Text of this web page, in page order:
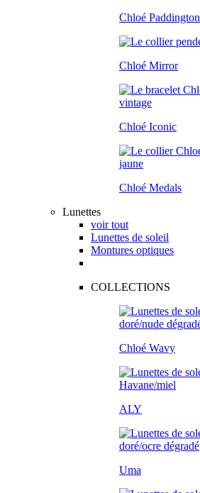
Chloé Paddington
Chloé Mirror
Chloé Iconic
Chloé Medals
Lunettes
voir tout
Lunettes de soleil
Montures optiques
COLLECTIONS
Chloé Wavy
ALY
Uma